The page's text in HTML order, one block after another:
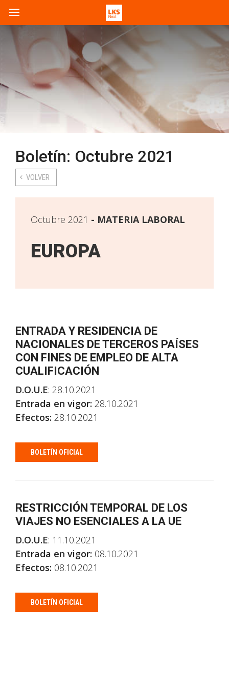
Boletín: Octubre 2021
VOLVER
Octubre 2021 MATERIA LABORAL
EUROPA
ENTRADA Y RESIDENCIA DE
NACIONALES DE TERCEROS PAÍSES
CON FINES DE EMPLEO DE ALTA
CUALIFICACIÓN
D.O.U.E: 28.10.2021
Entrada en vigor: 28.10.2021
Efectos: 28.10.2021
BOLETÍN OFICIAL
RESTRICCIÓN TEMPORAL DE LOS
VIAJES NO ESENCIALES A LA UE
D.O.U.E: 11.10.2021
Entrada en vigor: 08.10.2021
Efectos: 08.10.2021
BOLETÍN OFICIAL